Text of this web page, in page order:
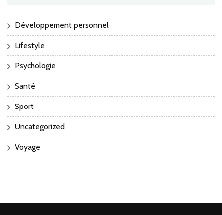
Développement personnel
Lifestyle
Psychologie
Santé
Sport
Uncategorized
Voyage